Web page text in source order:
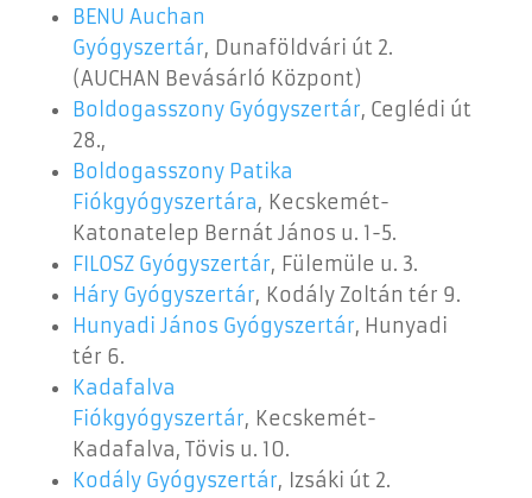
BENU Auchan
Gyógyszertár, Dunaföldvári út 2.
(AUCHAN Bevásárló Központ)
Boldogasszony Gyógyszertár, Ceglédi út
28.,
Boldogasszony Patika
Fiókgyógyszertára, Kecskemét-
Katonatelep Bernát János u. 1-5.
FILOSZ Gyógyszertár, Fülemüle u. 3.
Háry Gyógyszertár, Kodály Zoltán tér 9.
Hunyadi János Gyógyszertár, Hunyadi
tér 6.
Kadafalva
Fiókgyógyszertár, Kecskemét-
Kadafalva, Tövis u. 10.
Kodály Gyógyszertár, Izsáki út 2.